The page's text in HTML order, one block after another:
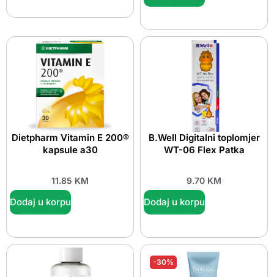
Dietpharm Vitamin E 200®
kapsule a30
11.85 KM
Dodaj u korpu
B.Well Digitalni toplomjer
WT-06 Flex Patka
9.70 KM
Dodaj u korpu
-30%